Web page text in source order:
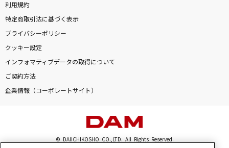
利用規約
特定商取引法に基づく表示
プライバシーポリシー
クッキー設定
インフォマティブデータの取得について
ご契約方法
企業情報（コーポレートサイト）
© DAIICHIKOSHO CO.,LTD. All Rights Reserved.